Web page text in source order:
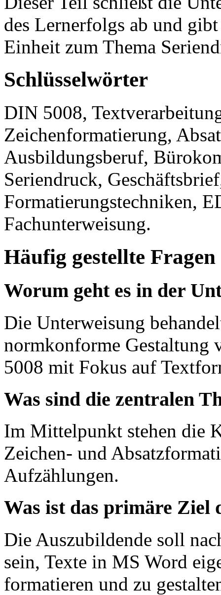
des Lernerfolgs ab und
Einheit zum Thema
Schlüsselwörter
DIN 5008,
Zeichenformatierung,
Ausbildungsberuf,
Seriendruck,
Formatierungstechniken,
Fachunterweisung.
Häufig gestellte Fragen
Worum geht es in der
Die Unterweisung
normkonforme Gestaltung
5008 mit Fokus auf
Was sind die zentralen
Im Mittelpunkt stehen die
Zeichen- und
Aufzählungen.
Was ist das primäre Ziel
Die Auszubildende soll
sein, Texte in MS Word
formatieren und zu